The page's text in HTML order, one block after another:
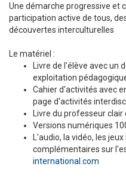
Une démarche progressive et
participation active de tous,
découvertes interculturelles
Le matériel :
Livre de l'élève avec un
exploitation
Cahier d'activités avec
page d'activités
Livre du professeur
Versions numériques
L'audio, la vidéo, les
complémentaires sur
international.com